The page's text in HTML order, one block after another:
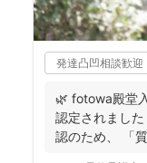
発達凸凹相談歓迎
🌿 fotowa殿堂
認定されまし
認のため、 「